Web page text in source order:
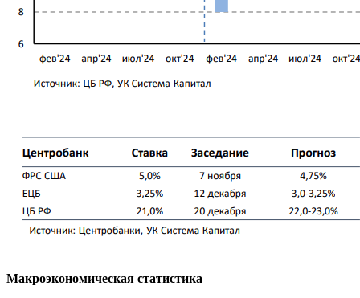
Макроэкономическая статистика